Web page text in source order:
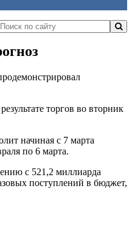
торгов во вторник
начиная с 7 марта
по 6 марта.
с 521,2 миллиарда
поступлений в бюджет,